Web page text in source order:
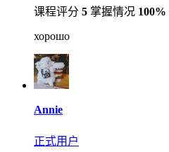
课程评分 5 掌握情况 100%
хорошо
Annie
正式用户